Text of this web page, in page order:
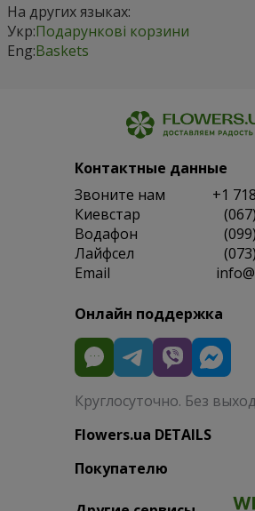
На других языках:
Укр:Подарункові корзини
Eng:Baskets
Контактные данные
Звоните нам
+1
Киевстар
Водафон
Лайфсел
Email
Онлайн поддержка
Круглосуточно. Без
Flowers.ua DETAILS
Покупателю